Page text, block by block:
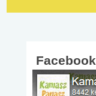
Facebook